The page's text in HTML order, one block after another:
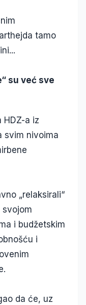
tamo
su već sve
HDZ-a iz
svim nivoima
„relaksirali“
svojom
i budžetskim
i
da će, uz